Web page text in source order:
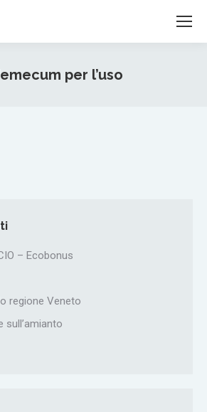
Search:
per l’uso
– Ecobonus
regione Veneto
sull’amianto